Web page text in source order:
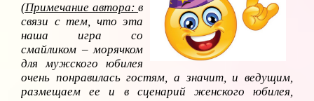
(Примечание автора: в
связи с тем, что эта
наша игра со
смайликом – морячком
для мужского юбилея
очень понравилась гостям, а значит, и ведущим,
размещаем ее и в сценарий женского юбилея,